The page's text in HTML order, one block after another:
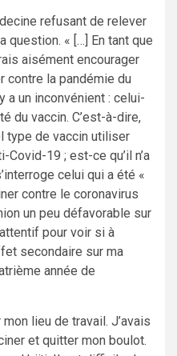
refusant de relever
question. « […] En tant que
aisément encourager
contre la pandémie du
a un inconvénient : celui-
du vaccin. C’est-à-dire,
type de vaccin utiliser
19 ; est-ce qu’il n’a
celui qui a été «
contre le coronavirus
un peu défavorable sur
pour voir si à
secondaire sur ma
année de
lieu de travail. J’avais
et quitter mon boulot.